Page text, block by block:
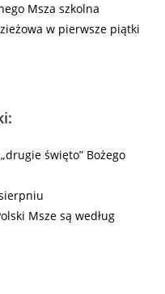
Msza szkolna
w pierwsze piątki
święto” Bożego
Msze są według